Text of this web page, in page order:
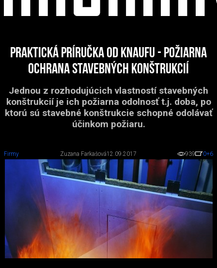
Praktická príručka od Knaufu - Požiarna
ochrana stavebných konštrukcií
Jednou z rozhodujúcich vlastností stavebných
konštrukcií je ich požiarna odolnosť t.j. doba, po
ktorú sú stavebné konštrukcie schopné odolávať
účinkom požiaru.
Firmy Zuzana Farkašová12.09.2017 939 0+6